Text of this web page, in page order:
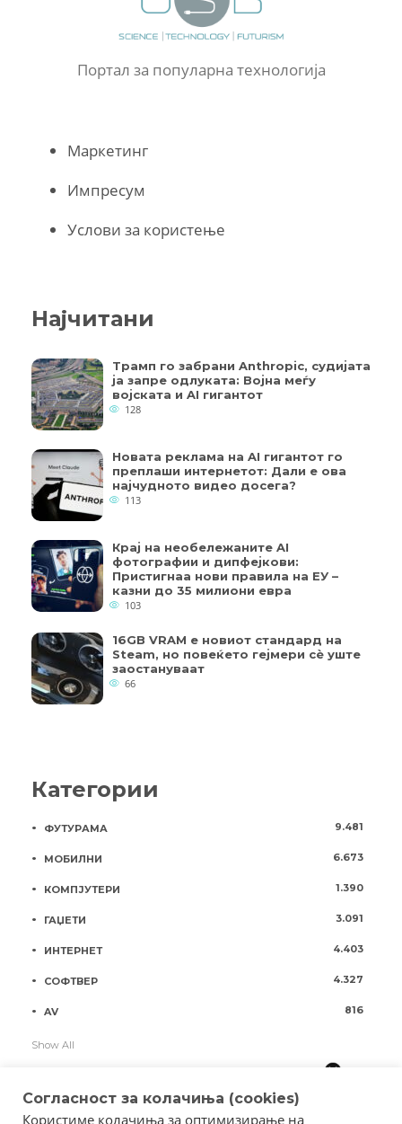
Портал за популарна технологија
Маркетинг
Импресум
Услови за користење
Најчитани
Трамп го забрани Anthropic, судијата
ја запре одлуката: Војна меѓу
војската и AI гигантот
128
Новата реклама на AI гигантот го
преплаши интернетот: Дали е ова
најчудното видео досега?
113
Крај на необележаните AI
фотографии и дипфејкови:
Пристигнаа нови правила на ЕУ –
казни до 35 милиони евра
103
16GB VRAM е новиот стандард на
Steam, но повеќето гејмери ​​сè уште
заостануваат
66
Категории
ФУТУРАМА 9.481
МОБИЛНИ 6.673
КОМПЈУТЕРИ 1.390
ГАЏЕТИ 3.091
ИНТЕРНЕТ 4.403
СОФТВЕР 4.327
AV 816
Show All
Согласност за колачиња (cookies)
Користиме колачиња за оптимизирање на